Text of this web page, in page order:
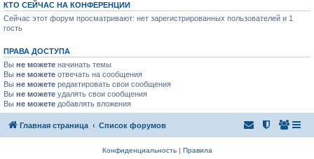
КТО СЕЙЧАС НА КОНФЕРЕНЦИИ
Сейчас этот форум просматривают: нет зарегистрированных пользователей и 1
гость
ПРАВА ДОСТУПА
Вы не можете начинать темы
Вы не можете отвечать на сообщения
Вы не можете редактировать свои сообщения
Вы не можете удалять свои сообщения
Вы не можете добавлять вложения
Главная страница Список форумов
Конфиденциальность| Правила